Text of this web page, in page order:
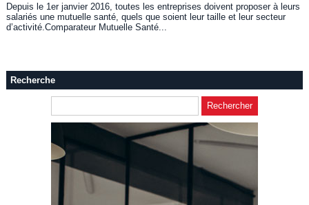
Depuis le 1er janvier 2016, toutes les entreprises doivent proposer à leurs
salariés une mutuelle santé, quels que soient leur taille et leur secteur
d’activité.Comparateur Mutuelle Santé...
Recherche